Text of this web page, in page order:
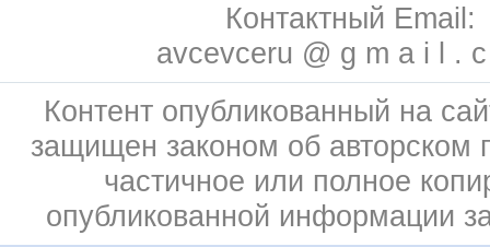
Контактный Email:
avcevceru @ g m a i l .
Контент опубликованный на
защищен законом об авторском
частичное или полное
опубликованной информации